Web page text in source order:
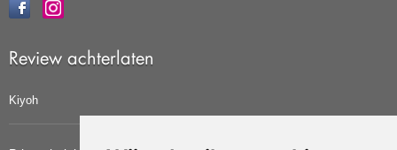
Review achterlaten
Kiyoh